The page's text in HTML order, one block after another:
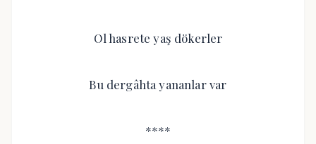
Ol hasrete yaş dökerler
Bu dergâhta yananlar var
****